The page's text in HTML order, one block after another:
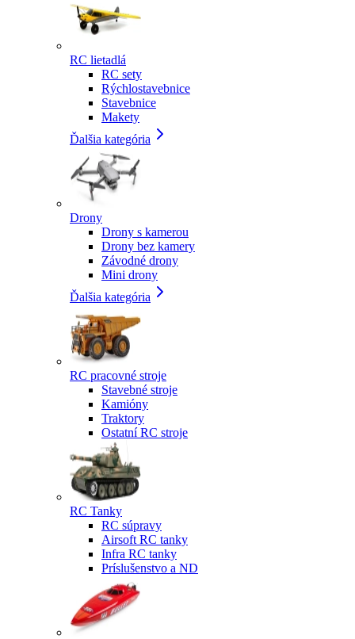
RC lietadlá
RC sety
Rýchlostavebnice
Stavebnice
Makety
Ďalšia kategória
Drony
Drony s kamerou
Drony bez kamery
Závodné drony
Mini drony
Ďalšia kategória
RC pracovné stroje
Stavebné stroje
Kamióny
Traktory
Ostatní RC stroje
RC Tanky
RC súpravy
Airsoft RC tanky
Infra RC tanky
Príslušenstvo a ND